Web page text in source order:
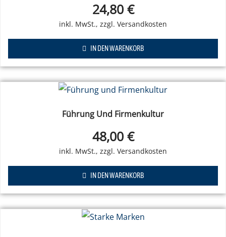
24,80 €
IN DEN WARENKORB
Führung Und Firmenkultur
48,00 €
IN DEN WARENKORB